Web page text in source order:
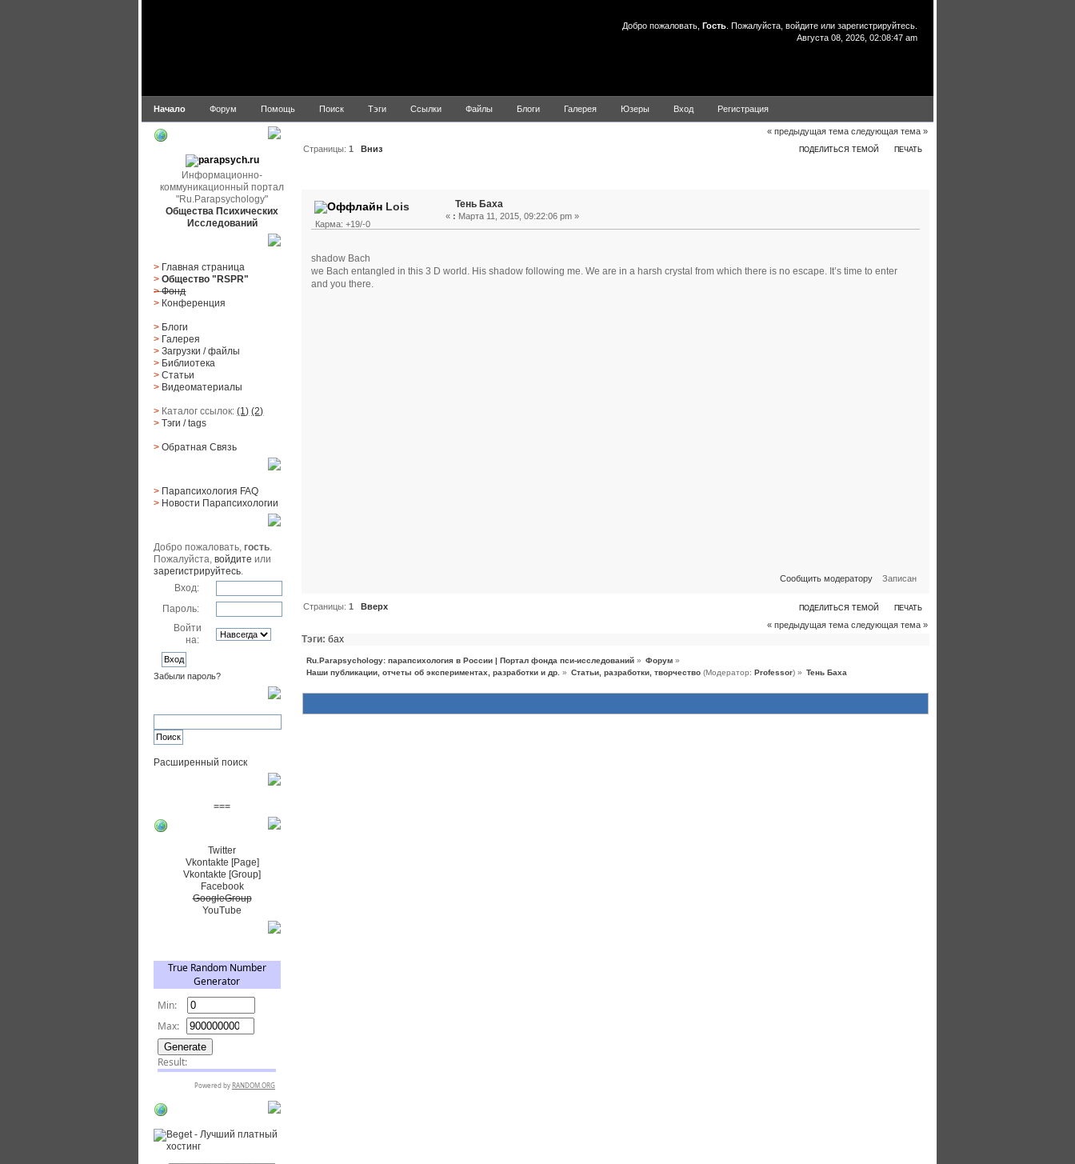
Добро пожаловать, Гость . Пожалуйста, войдите или зарегистрируйтесь
Августа 08, 2026, 02:08:47 am
Начало Форум Помощь Поиск Тэги Ссылки Файлы Блоги Галерея Юзеры Вход Регистрация
Информационно-
коммуникационный портал
"Ru.Parapsychology"
Общества Психических
Исследований
> Главная страница
> Общество "RSPR"
> Фонд
> Конференция
> Блоги
> Галерея
> Загрузки/файлы
> Библиотека
> Статьи
> Видеоматериалы
> Каталог ссылок:(1) (2)
> Тэги/ tags
> Обратная Cвязь
> Парапсихология FAQ
> Новости Парапсихологии
Добро пожаловать,гость.
Пожалуйста,войдите или
зарегистрируйтесь.
Вход:
Пароль:
Войти
на:
Забыли пароль?
Расширенный поиск
===
Twitter
Vkontakte [Page]
Vkontakte [Group]
Facebook
GoogleGroup
YouTube
с:
« предыдущая тема следующая тема »
ПОДЕЛИТЬСЯ ТЕМОЙ ПЕЧАТЬ
Страницы:1 Вниз
Lois
Карма: +19/-0
Тень Баха
« : Марта 11, 2015, 09:22:06 pm »
shadow Bach
we Bach entangled in this 3 D world. His shadow following me. We are in a harsh crystal from which there is no escape. It’s time to enter
and you there.
Сообщить модератору Записан
ПОДЕЛИТЬСЯ ТЕМОЙ ПЕЧАТЬ
Страницы:1
Вверх
« предыдущая тема следующая тема »
Тэги: бах
Ru.Parapsychology: парапсихология в России | Портал фонда пси-исследований » Форум »
Наши публикации, отчеты об экспериментах, разработки и др. » Статьи, разработки, творчество (Модератор: Professor) » Тень Баха